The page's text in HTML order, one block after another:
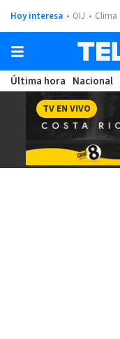
Hoy interesa OIJ Clima
Última hora Nacional
TV EN VIVO